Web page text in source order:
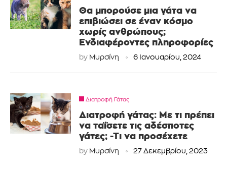
Θα μπορούσε μια γάτα να
επιβιώσει σε έναν κόσμο
χωρίς ανθρώπους;
Ενδιαφέροντες πληροφορίες
by Μυρσίνη 6 Ιανουαρίου, 2024
Διατροφή Γάτας
Διατροφή γάτας: Με τι πρέπει
να ταΐσετε τις αδέσποτες
γάτες; -Τι να προσέχετε
by Μυρσίνη 27 Δεκεμβρίου, 2023